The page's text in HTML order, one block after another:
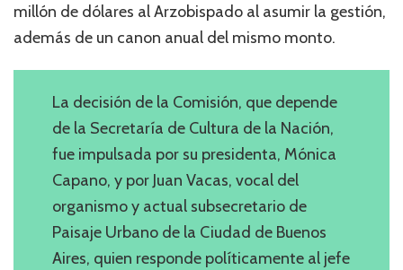
millón de dólares al Arzobispado al asumir la gestión,
además de un canon anual del mismo monto.
La decisión de la Comisión, que depende
de la Secretaría de Cultura de la Nación,
fue impulsada por su presidenta, Mónica
Capano, y por Juan Vacas, vocal del
organismo y actual subsecretario de
Paisaje Urbano de la Ciudad de Buenos
Aires, quien responde políticamente al jefe